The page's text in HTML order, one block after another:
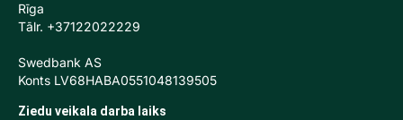
Rīga
Tālr. +37122022229
Swedbank AS
Konts LV68HABA0551048139505
Ziedu veikala darba laiks